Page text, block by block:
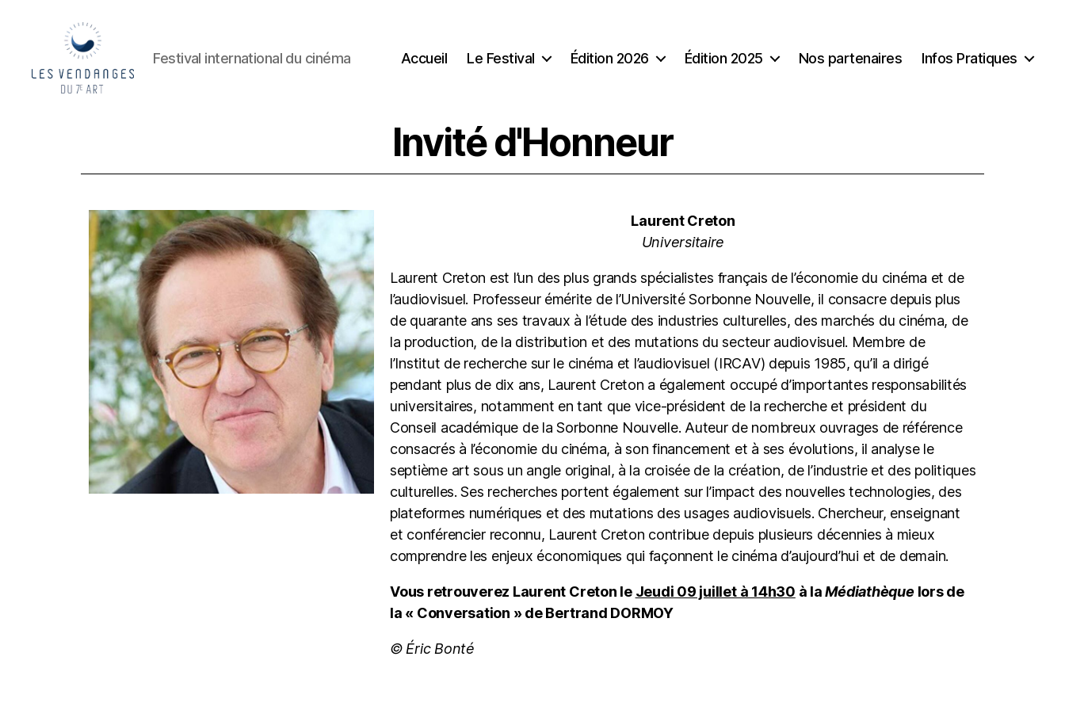
Festival international du cinéma Accueil Le Festival Édition 2026 Édition 2025 Nos partenaires Infos Pratiques
Invité d'Honneur
Laurent Creton
Universitaire
Laurent Creton est l’un des plus grands spécialistes français de l’économie du cinéma et de
l’audiovisuel. Professeur émérite de l’Université Sorbonne Nouvelle, il consacre depuis plus
de quarante ans ses travaux à l’étude des industries culturelles, des marchés du cinéma, de
la production, de la distribution et des mutations du secteur audiovisuel. Membre de
l’Institut de recherche sur le cinéma et l’audiovisuel (IRCAV) depuis 1985, qu’il a dirigé
pendant plus de dix ans, Laurent Creton a également occupé d’importantes responsabilités
universitaires, notamment en tant que vice-président de la recherche et président du
Conseil académique de la Sorbonne Nouvelle. Auteur de nombreux ouvrages de référence
consacrés à l’économie du cinéma, à son financement et à ses évolutions, il analyse le
septième art sous un angle original, à la croisée de la création, de l’industrie et des politiques
culturelles. Ses recherches portent également sur l’impact des nouvelles technologies, des
plateformes numériques et des mutations des usages audiovisuels. Chercheur, enseignant
et conférencier reconnu, Laurent Creton contribue depuis plusieurs décennies à mieux
comprendre les enjeux économiques qui façonnent le cinéma d’aujourd’hui et de demain.
Vous retrouverez Laurent Creton le Jeudi 09 juillet à 14h30 à laMédiathèquelors de
la « Conversation » de Bertrand DORMOY
© Éric Bonté